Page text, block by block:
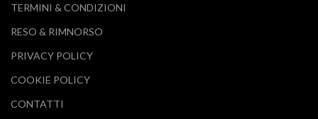
TERMINI & CONDIZIONI
RESO & RIMNORSO
PRIVACY POLICY
COOKIE POLICY
CONTATTI